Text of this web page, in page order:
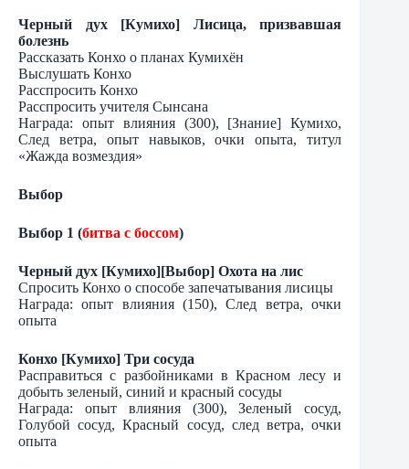
Черный дух [Кумихо] Лисица, призвавшая
болезнь
Рассказать Конхо о планах Кумихён
Выслушать Конхо
Расспросить Конхо
Расспросить учителя Сынсана
Награда: опыт влияния (300), [Знание] Кумихо,
След ветра, опыт навыков, очки опыта, титул
«Жажда возмездия»
Выбор
Выбор 1 (битва с боссом)
Черный дух [Кумихо][Выбор] Охота на лис
Спросить Конхо о способе запечатывания лисицы
Награда: опыт влияния (150), След ветра, очки
опыта
Конхо [Кумихо] Три сосуда
Расправиться с разбойниками в Красном лесу и
добыть зеленый, синий и красный сосуды
Награда: опыт влияния (300), Зеленый сосуд,
Голубой сосуд, Красный сосуд, след ветра, очки
опыта